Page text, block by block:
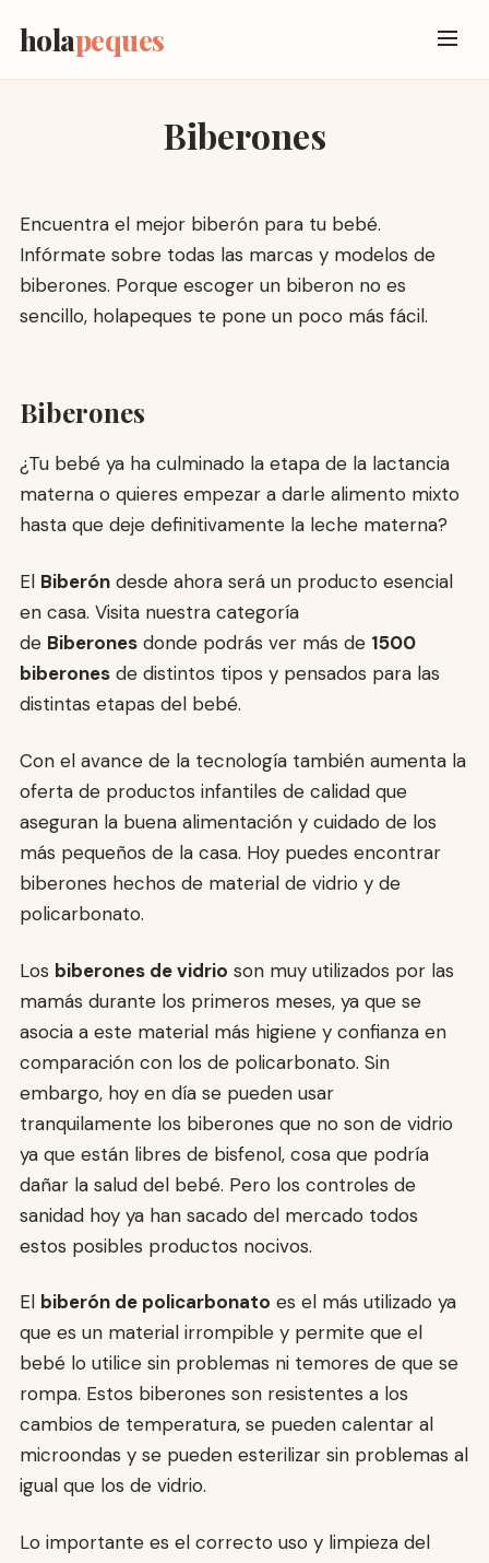
holapeques
Biberones
Encuentra el mejor biberón para tu bebé.
Infórmate sobre todas las marcas y modelos de
biberones. Porque escoger un biberon no es
sencillo, holapeques te pone un poco más fácil.
Biberones
¿Tu bebé ya ha culminado la etapa de la lactancia
materna o quieres empezar a darle alimento mixto
hasta que deje definitivamente la leche materna?
El Biberóndesde ahora será un producto esencial
en casa. Visita nuestra categoría
de Biberonesdonde podrás ver más de 1500
biberonesde distintos tipos y pensados para las
distintas etapas del bebé.
Con el avance de la tecnología también aumenta la
oferta de productos infantiles de calidad que
aseguran la buena alimentación y cuidado de los
más pequeños de la casa. Hoy puedes encontrar
biberones hechos de material de vidrio y de
policarbonato.
Los biberones de vidrio son muy utilizados por las
mamás durante los primeros meses, ya que se
asocia a este material más higiene y confianza en
comparación con los de policarbonato. Sin
embargo, hoy en día se pueden usar
tranquilamente los biberones que no son de vidrio
ya que están libres de bisfenol, cosa que podría
dañar la salud del bebé. Pero los controles de
sanidad hoy ya han sacado del mercado todos
estos posibles productos nocivos.
El biberón de policarbonato es el más utilizado ya
que es un material irrompible y permite que el
bebé lo utilice sin problemas ni temores de que se
rompa. Estos biberones son resistentes a los
cambios de temperatura, se pueden calentar al
microondas y se pueden esterilizar sin problemas al
igual que los de vidrio.
Lo importante es el correcto uso y limpieza del